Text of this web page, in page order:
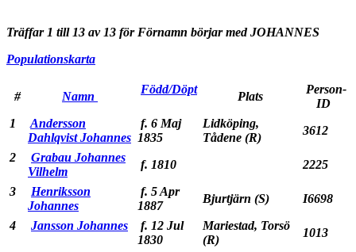
Träffar 1 till 13 av 13 för Förnamn börjar med JOHANNES
Populationskarta
# Namn
Född/Döpt
Plats
Person-
ID
1
Andersson
Dahlqvist Johannes
f. 6 Maj
1835
Lidköping,
Tådene (R)
3612
2
Grabau Johannes
Vilhelm
f. 1810
2225
3
Henriksson
Johannes
f. 5 Apr
1887
Bjurtjärn (S)
I6698
4
Jansson Johannes
f. 12 Jul
1830
Mariestad, Torsö
(R)
1013